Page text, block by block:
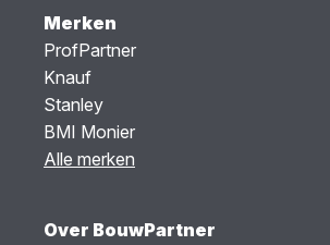
Merken
ProfPartner
Knauf
Stanley
BMI Monier
Alle merken
Over BouwPartner